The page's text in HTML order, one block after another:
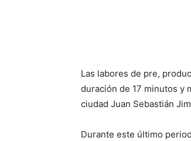
Las labores de pre,
duración de 17 minutos y
ciudad Juan Sebastián
Durante este último